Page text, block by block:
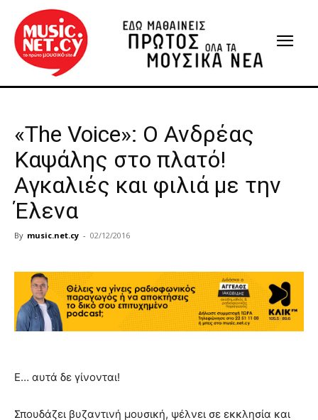
«The Voice»: Ο Ανδρέας
Καψάλης στο πλατό!
Αγκαλιές και φιλιά με την
Έλενα
By music.net.cy - 02/12/2016
Ε… αυτά δε γίνονται!
Σπουδάζει βυζαντινή μουσική, ψέλνει σε εκκλησία και